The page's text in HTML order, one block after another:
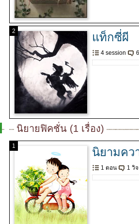
2 แท็กซี่ผี
4 session
นิยายฟิคชั่น (1 เรื่อง)
1 นิยามคว
1 ตอน 1 วิ